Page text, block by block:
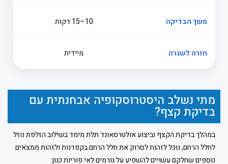
משך הבדיקה 10–15 דקות
חזרה לשגרה מיידית
מתי נשלב היסטרוסקופיה אבחנתית עם
בדיקת קצף?
במהלך בדיקת הקצף וביצוע אולטרסאונד תלת מימד בשילוב הזלפת נוזל
לחלל הרחם, נוכל לזהות לסרוק את חלל הרחם בקפדנות ולזהות ממצאים
נוספים שחלקם עשויים להשפיע על גורמים לאי פוריות כגון: